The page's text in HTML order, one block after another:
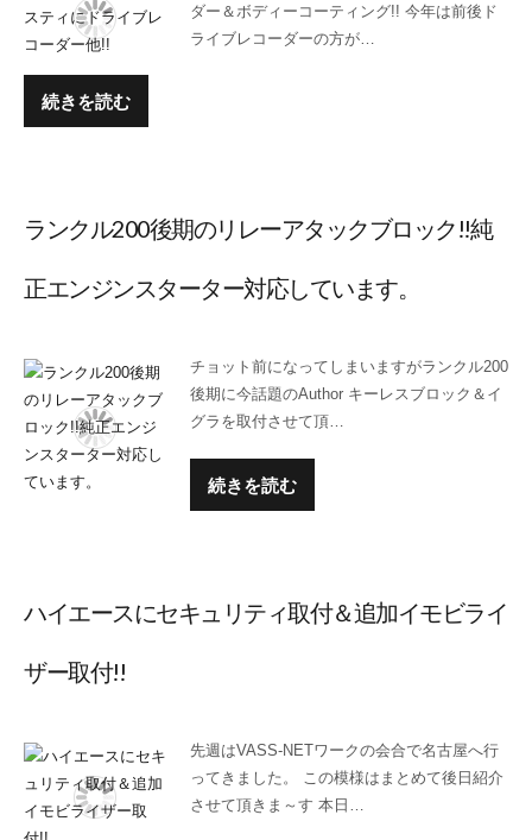
ダー＆ボディーコーティング!! 今年は前後ド
ライブレコーダーの方が…
続きを読む
ランクル200後期のリレーアタックブロック!!純
正エンジンスターター対応しています。
チョット前になってしまいますがランクル200
後期に今話題のAuthor キーレスブロック＆イ
グラを取付させて頂…
続きを読む
ハイエースにセキュリティ取付＆追加イモビライ
ザー取付!!
先週はVASS-NETワークの会合で名古屋へ行
ってきました。 この模様はまとめて後日紹介
させて頂きま～す 本日…